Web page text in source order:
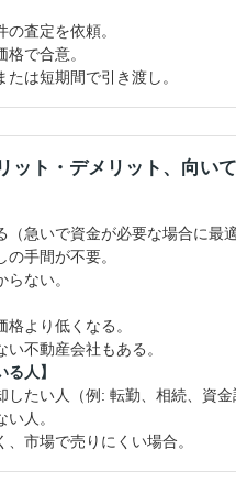
査定を依頼。
で合意。
は短期間で引き渡し。
ット・デメリット、向い
（急いで資金が必要な場合に最適
手間が不要。
ない。
より低くなる。
い不動産会社もある。
る人】
したい人（例: 転勤、相続、資金
人。
市場で売りにくい場合。